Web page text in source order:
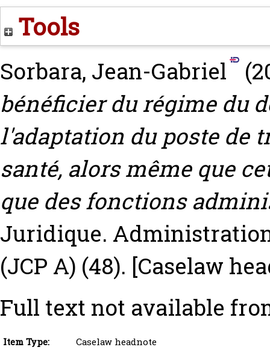
Tools
Sorbara, Jean-Gabriel
bénéficier du régime du
l'adaptation du poste de
santé, alors même que
que des fonctions
Juridique.
(JCP A) (48). [Caselaw
Full text not available
Item Type:
Caselaw headnote